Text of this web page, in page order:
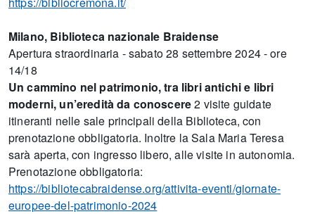
Milano, Biblioteca nazionale Braidense
Apertura straordinaria - sabato 28 settembre 2024 - ore
14/18
Un cammino nel patrimonio, tra libri antichi e libri
moderni, un’eredità da conoscere2 visite guidate
itineranti nelle sale principali della Biblioteca, con
prenotazione obbligatoria. Inoltre la Sala Maria Teresa
sarà aperta, con ingresso libero, alle visite in autonomia.
Prenotazione obbligatoria:
https://bibliotecabraidense.org/attivita-eventi/giornate-
europee-del-patrimonio-2024